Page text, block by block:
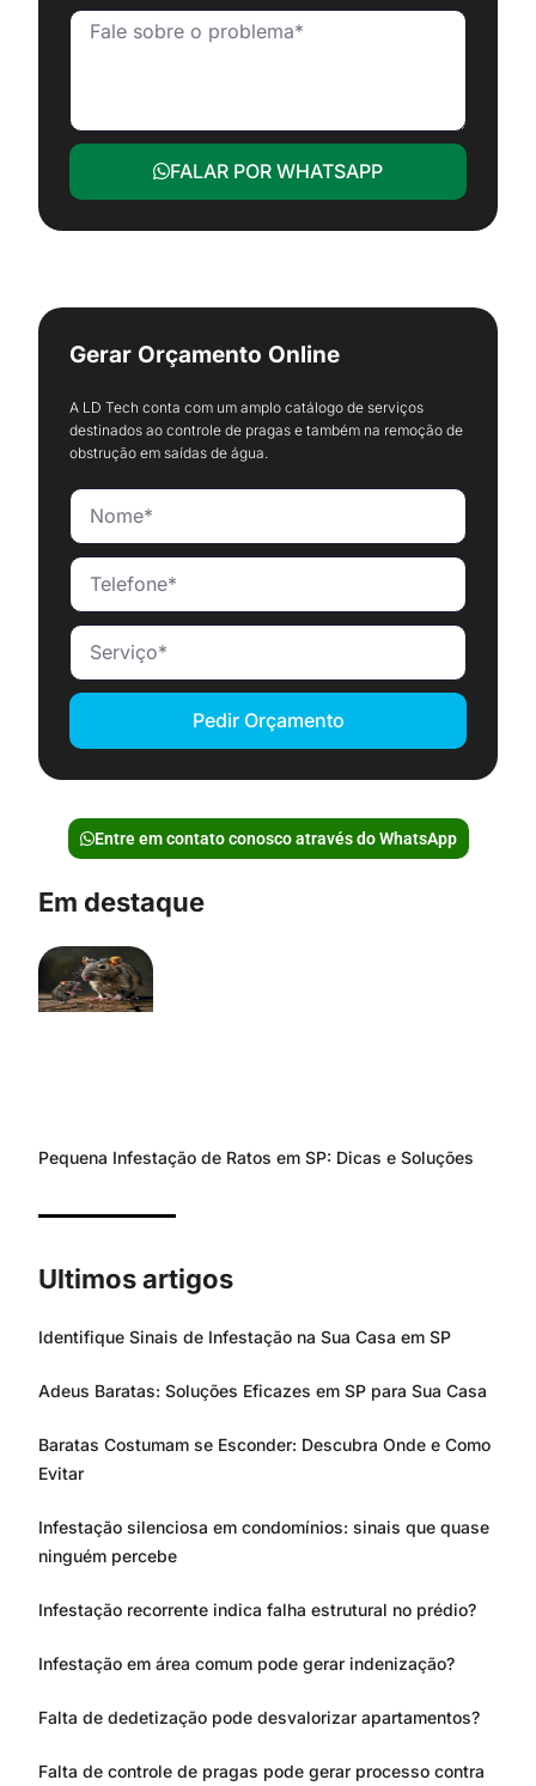
FALAR POR WHATSAPP
Gerar Orçamento Online
A LD Tech conta com um amplo catálogo de serviços
destinados ao controle de pragas e também na remoção de
obstrução em saídas de água.
Pedir Orçamento
Entre em contato conosco através do WhatsApp
Em destaque
Pequena Infestação de Ratos em SP: Dicas e Soluções
Ultimos artigos
Identifique Sinais de Infestação na Sua Casa em SP
Adeus Baratas: Soluções Eficazes em SP para Sua Casa
Baratas Costumam se Esconder: Descubra Onde e Como
Evitar
Infestação silenciosa em condomínios: sinais que quase
ninguém percebe
Infestação recorrente indica falha estrutural no prédio?
Infestação em área comum pode gerar indenização?
Falta de dedetização pode desvalorizar apartamentos?
Falta de controle de pragas pode gerar processo contra